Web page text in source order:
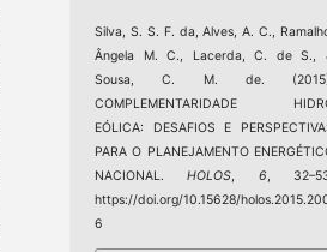
Silva, S. S. F. da, Alves, A. C.,
Ângela M. C., Lacerda, C. de S.,
Sousa, C. M. de.
COMPLEMENTARIDADE
EÓLICA: DESAFIOS E
PARA O PLANEJAMENTO
NACIONAL.HOLOS 6 ,
https://doi.org/10.15628/
6